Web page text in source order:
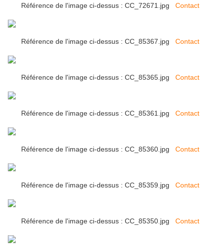
Référence de l'image ci-dessus : CC_72671.jpg Contact
Référence de l'image ci-dessus : CC_85367.jpg Contact
Référence de l'image ci-dessus : CC_85365.jpg Contact
Référence de l'image ci-dessus : CC_85361.jpg Contact
Référence de l'image ci-dessus : CC_85360.jpg Contact
Référence de l'image ci-dessus : CC_85359.jpg Contact
Référence de l'image ci-dessus : CC_85350.jpg Contact